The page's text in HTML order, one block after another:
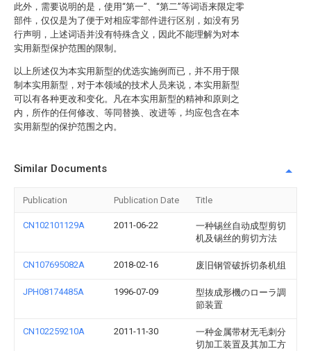
此外，需要说明的是，使用“第一”、“第二”等词语来限定零
部件，仅仅是为了便于对相应零部件进行区别，如没有另
行声明，上述词语并没有特殊含义，因此不能理解为对本
实用新型保护范围的限制。
以上所述仅为本实用新型的优选实施例而已，并不用于限
制本实用新型，对于本领域的技术人员来说，本实用新型
可以有各种更改和变化。凡在本实用新型的精神和原则之
内，所作的任何修改、等同替换、改进等，均应包含在本
实用新型的保护范围之内。
Similar Documents
Publication Publication Date Title
CN102101129A 2011-06-22
一种锡丝自动成型剪切
机及锡丝的剪切方法
CN107695082A 2018-02-16 废旧钢管破拆切条机组
JPH08174485A 1996-07-09
型抜成形機のローラ調
節装置
CN102259210A 2011-11-30
一种金属带材无毛刺分
切加工装置及其加工方